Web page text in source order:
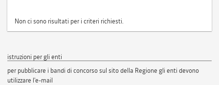
Non ci sono risultati per i criteri richiesti.
istruzioni per gli enti
per pubblicare i bandi di concorso sul sito della Regione gli enti devono
utilizzare l'e-mail